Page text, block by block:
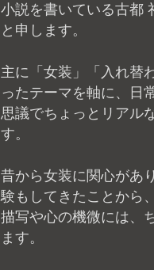
小説を書いている古都
と申します。
主に「女装」「入れ替
ったテーマを軸に、日
思議でちょっとリアル
す。
昔から女装に関心があ
験もしてきたことから
描写や心の機微には、
ます。